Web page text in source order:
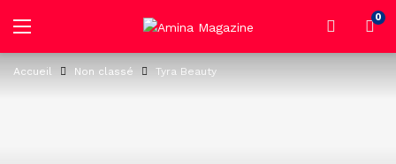
0
Accueil Non classé Tyra Beauty